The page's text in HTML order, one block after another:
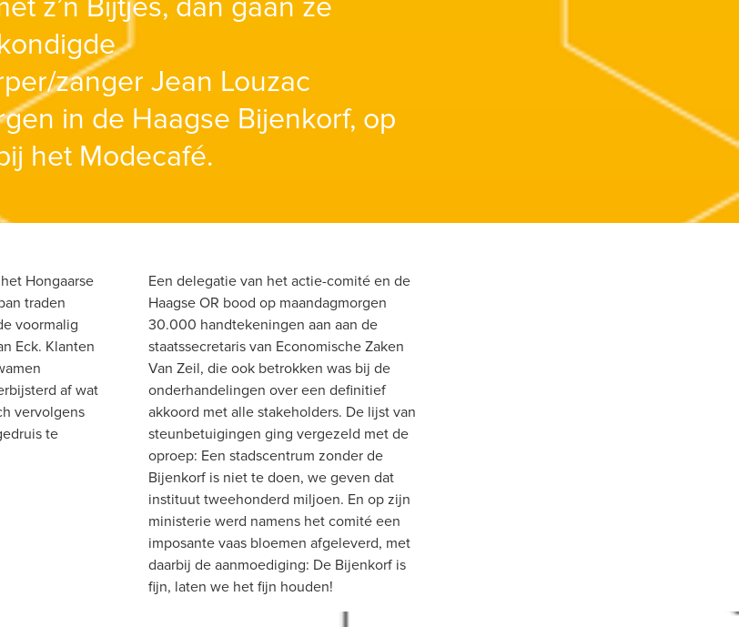
z’n Bijtjes, dan gaan ze
zanger Jean Louzac
in de Haagse Bijenkorf, op
het Modecafé.
Hongaarse
traden
voormalig
Eck. Klanten
af wat
vervolgens
te
Een delegatie van het actie-comité en de
Haagse OR bood op maandagmorgen
30.000 handtekeningen aan aan de
staatssecretaris van Economische Zaken
Van Zeil, die ook betrokken was bij de
onderhandelingen over een definitief
akkoord met alle stakeholders. De lijst van
steunbetuigingen ging vergezeld met de
oproep: Een stadscentrum zonder de
Bijenkorf is niet te doen, we geven dat
instituut tweehonderd miljoen. En op zijn
ministerie werd namens het comité een
imposante vaas bloemen afgeleverd, met
daarbij de aanmoediging: De Bijenkorf is
fijn, laten we het fijn houden!